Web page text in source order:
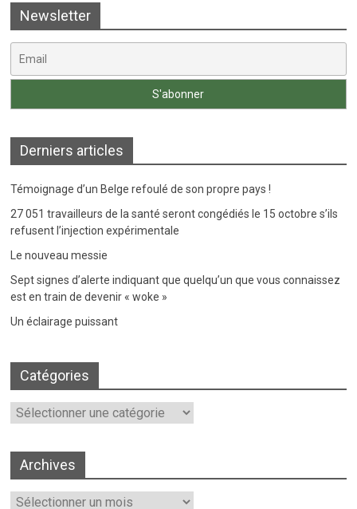
Newsletter
Derniers articles
Témoignage d’un Belge refoulé de son propre pays !
27 051 travailleurs de la santé seront congédiés le 15 octobre s’ils
refusent l’injection expérimentale
Le nouveau messie
Sept signes d’alerte indiquant que quelqu’un que vous connaissez
est en train de devenir « woke »
Un éclairage puissant
Catégories
Catégories
Archives
Archives